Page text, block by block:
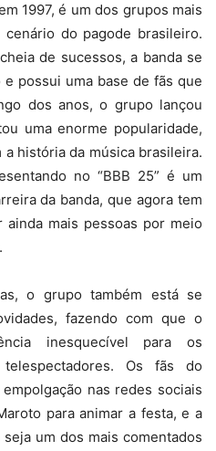
1997, é um dos grupos mais
do pagode brasileiro.
de sucessos, a banda se
possui uma base de fãs que
dos anos, o grupo lançou
uma enorme popularidade,
história da música brasileira.
no “BBB 25” é um
da banda, que agora tem
mais pessoas por meio
o grupo também está se
fazendo com que o
inesquecível para os
Os fãs do
nas redes sociais
para animar a festa, e a
um dos mais comentados